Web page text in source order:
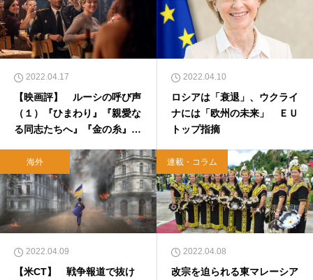
2022.04.17
【映画評】 ルーシの呼び声
（１）『ひまわり』『親愛な
る同志たちへ』『金の糸』
ち』
2022.04.10
ロシアは「衰退」、ウクライ
ナには「欧州の未来」 ＥＵ
トップ指摘
海外
2022.04.09
【米CT】 戦争報道で抜け
連載・コラム
2022.04.08
改宗を迫られる東マレーシア